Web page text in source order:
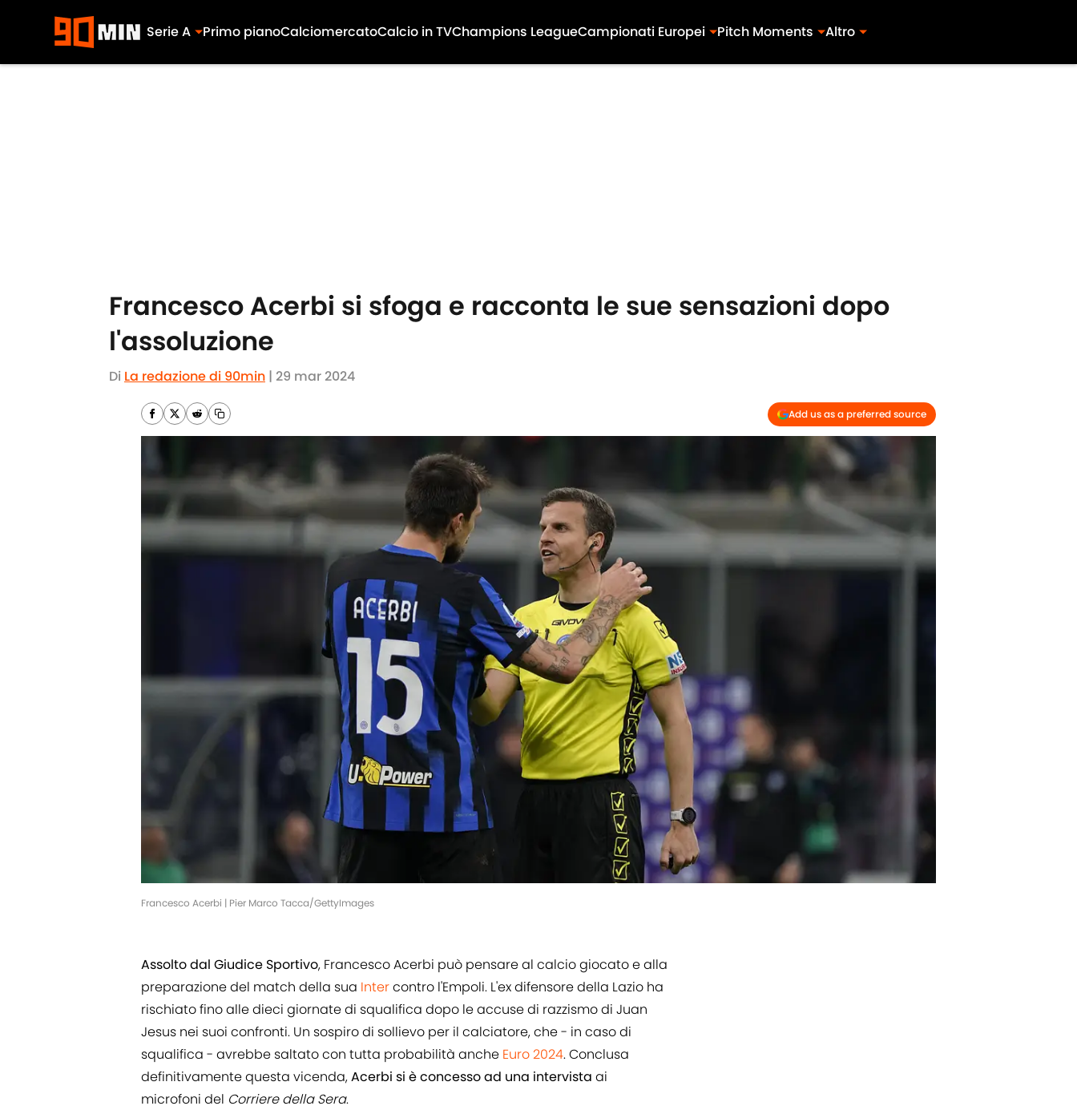
Serie A Primo pianoCalciomercatoCalcio in TVChampions LeagueCampionati Europei Pitch Moments Altro
Francesco Acerbi si sfoga e racconta le sue sensazioni dopo
l'assoluzione
Di La redazione di 90min | 29 mar 2024
Add us as a preferred source
Francesco Acerbi | Pier Marco Tacca/GettyImages
Assolto dal Giudice Sportivo, Francesco Acerbi può pensare al calcio giocato e alla
preparazione del match della sua Intercontro l'Empoli. L'ex difensore della Lazio ha
rischiato fino alle dieci giornate di squalifica dopo le accuse di razzismo di Juan
Jesus nei suoi confronti. Un sospiro di sollievo per il calciatore, che - in caso di
squalifica - avrebbe saltato con tutta probabilità anche Euro 2024. Conclusa
definitivamente questa vicenda,Acerbi si è concesso ad una intervista ai
microfoni del Corriere della Sera.